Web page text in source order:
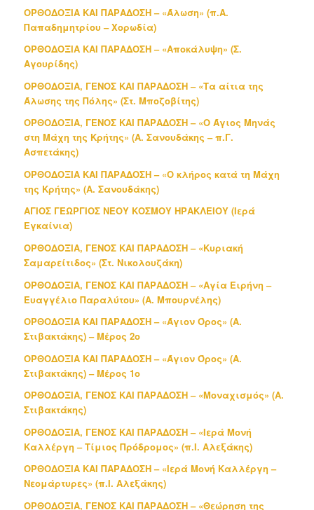
ΟΡΘΟΔΟΞΙΑ ΚΑΙ ΠΑΡΑΔΟΣΗ – «Άλωση» (π.Α.
Παπαδημητρίου – Χορωδία)
ΟΡΘΟΔΟΞΙΑ ΚΑΙ ΠΑΡΑΔΟΣΗ – «Αποκάλυψη» (Σ.
Αγουρίδης)
ΟΡΘΟΔΟΞΙΑ, ΓΕΝΟΣ ΚΑΙ ΠΑΡΑΔΟΣΗ – «Τα αίτια της
Άλωσης της Πόλης» (Στ. Μποζοβίτης)
ΟΡΘΟΔΟΞΙΑ, ΓΕΝΟΣ ΚΑΙ ΠΑΡΑΔΟΣΗ – «Ο Άγιος Μηνάς
στη Μάχη της Κρήτης» (Α. Σανουδάκης – π.Γ.
Ασπετάκης)
ΟΡΘΟΔΟΞΙΑ ΚΑΙ ΠΑΡΑΔΟΣΗ – «Ο κλήρος κατά τη Μάχη
της Κρήτης» (Α. Σανουδάκης)
ΑΓΙΟΣ ΓΕΩΡΓΙΟΣ ΝΕΟΥ ΚΟΣΜΟΥ ΗΡΑΚΛΕΙΟΥ (Ιερά
Εγκαίνια)
ΟΡΘΟΔΟΞΙΑ, ΓΕΝΟΣ ΚΑΙ ΠΑΡΑΔΟΣΗ – «Κυριακή
Σαμαρείτιδος» (Στ. Νικολουζάκη)
ΟΡΘΟΔΟΞΙΑ, ΓΕΝΟΣ ΚΑΙ ΠΑΡΑΔΟΣΗ – «Αγία Ειρήνη –
Ευαγγέλιο Παραλύτου» (Α. Μπουρνέλης)
ΟΡΘΟΔΟΞΙΑ ΚΑΙ ΠΑΡΑΔΟΣΗ – «Άγιον Όρος» (Α.
Στιβακτάκης) – Μέρος 2ο
ΟΡΘΟΔΟΞΙΑ ΚΑΙ ΠΑΡΑΔΟΣΗ – «Άγιον Όρος» (Α.
Στιβακτάκης) – Μέρος 1ο
ΟΡΘΟΔΟΞΙΑ, ΓΕΝΟΣ ΚΑΙ ΠΑΡΑΔΟΣΗ – «Μοναχισμός» (Α.
Στιβακτάκης)
ΟΡΘΟΔΟΞΙΑ, ΓΕΝΟΣ ΚΑΙ ΠΑΡΑΔΟΣΗ – «Ιερά Μονή
Καλλέργη – Τίμιος Πρόδρομος» (π.Ι. Αλεξάκης)
ΟΡΘΟΔΟΞΙΑ ΚΑΙ ΠΑΡΑΔΟΣΗ – «Ιερά Μονή Καλλέργη –
Νεομάρτυρες» (π.Ι. Αλεξάκης)
ΟΡΘΟΔΟΞΙΑ, ΓΕΝΟΣ ΚΑΙ ΠΑΡΑΔΟΣΗ – «Θεώρηση της